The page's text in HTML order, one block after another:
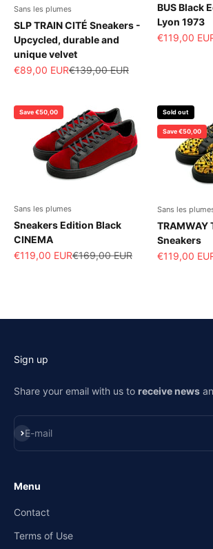
Sans les plumes
SLP TRAIN CITÉ Sneakers -
Upcycled, durable and
unique velvet
Sale price
€89,00 EURRegular price
€139,00 EUR
BUS Black
Lyon 1973
Sale price
€119,00
Save €50,00
Sans les plumes
Sneakers Edition Black
CINEMA
Sale price
€119,00 EURRegular price
€169,00 EUR
Sold out
Save €50,00
Sans les
TRAMWAY
Sneakers
Sale price
€119,00
Sign up
Share your email with us to receive news
E-mail
Subscribe
Menu
Contact
Terms of Use